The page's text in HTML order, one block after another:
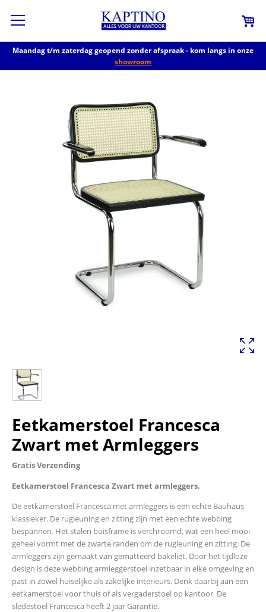
Maandag t/m zaterdag geopend zonder afspraak - kom langs in onze
showroom
Eetkamerstoel Francesca
Zwart met Armleggers
Gratis Verzending
Eetkamerstoel Francesca Zwart met armleggers.
De eetkamerstoel Francesca met armleggers is een echte Bauhaus
klassieker. De rugleuning en zitting zijn met een echte webbing
bespannen. Het stalen buisframe is verchroomd, wat een heel mooi
geheel vormt met de zwarte randen om de rugleuning en zitting. De
armleggers zijn gemaakt van gematteerd bakeliet. Door het tijdloze
design is deze webbing armleggerstoel inzetbaar in elke omgeving en
past in zowel huiselijke als zakelijke interieurs. Denk daarbij aan een
eetkamerstoel voor thuis of als vergaderstoel op kantoor. De
sledestoel Francesca heeft 2 jaar Garantie.